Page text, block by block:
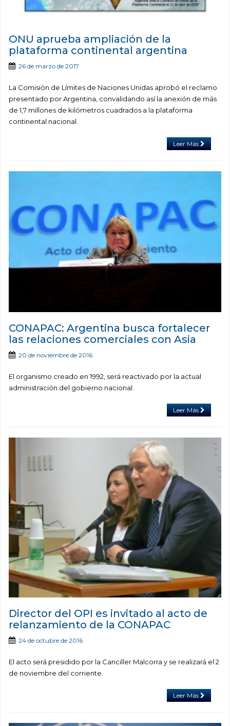
ONU aprueba ampliación de la
plataforma continental argentina
26 de marzo de 2017
La Comisión de Límites de Naciones Unidas aprobó el reclamo
presentado por Argentina, convalidando así la anexión de más
de 1,7 millones de kilómetros cuadrados a la plataforma
continental nacional.
Leer Más
CONAPAC: Argentina busca fortalecer
las relaciones comerciales con Asia
20 de noviembre de 2016
El organismo creado en 1992, será reactivado por la actual
administración del gobierno nacional.
Leer Más
Director del OPI es invitado al acto de
relanzamiento de la CONAPAC
24 de octubre de 2016
El acto será presidido por la Canciller Malcorra y se realizará el 2
de noviembre del corriente.
Leer Más